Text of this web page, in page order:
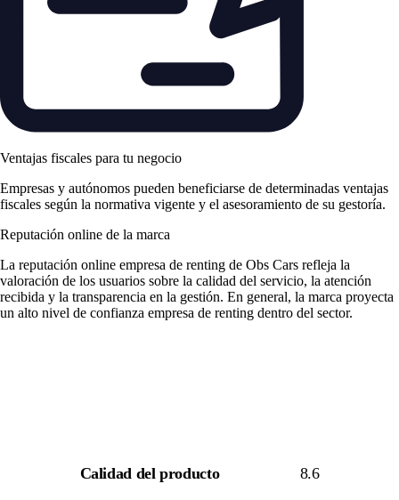
Ventajas fiscales para tu negocio
Empresas y autónomos pueden beneficiarse de determinadas ventajas
fiscales según la normativa vigente y el asesoramiento de su gestoría.
Reputación online de la marca
La reputación online empresa de renting de Obs Cars refleja la
valoración de los usuarios sobre la calidad del servicio, la atención
recibida y la transparencia en la gestión. En general, la marca proyecta
un alto nivel de confianza empresa de renting dentro del sector.
Calidad del producto 8.6